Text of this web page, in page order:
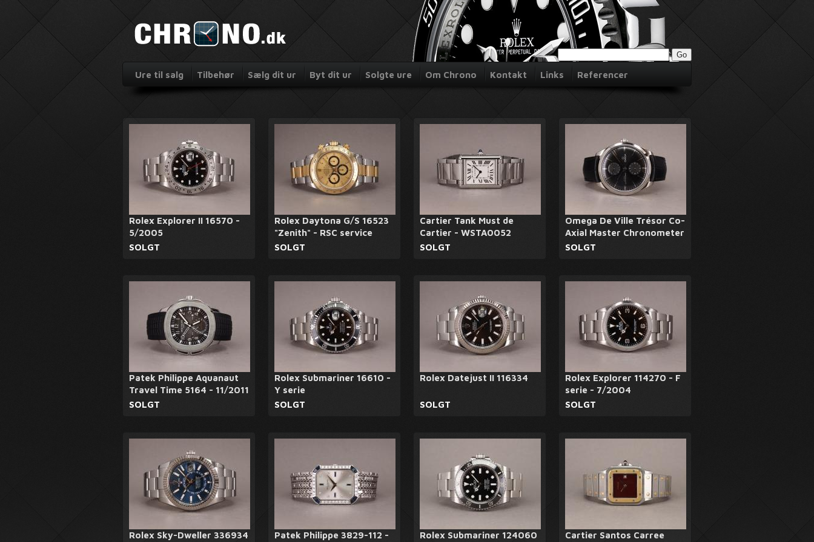
Ure til salg Tilbehør Sælg dit ur Byt dit ur Solgte ure Om Chrono Kontakt Links Referencer
Rolex Explorer II 16570 -
5/2005
SOLGT
Rolex Daytona G/S 16523
"Zenith" - RSC service
SOLGT
Cartier Tank Must de
Cartier - WSTA0052
SOLGT
Omega De Ville Trésor Co-
Axial Master Chronometer
SOLGT
Patek Philippe Aquanaut
Travel Time 5164 - 11/2011
SOLGT
Rolex Submariner 16610 -
Y serie
SOLGT
Rolex Datejust II 116334
SOLGT
Rolex Explorer 114270 - F
serie - 7/2004
SOLGT
Rolex Sky-Dweller 336934 Patek Philippe 3829-112 - Rolex Submariner 124060 Cartier Santos Carree